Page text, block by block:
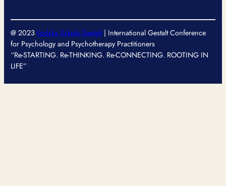
@ 2023Łódzka Szkoła Gestalt| International Gestalt Conference
for Psychology and Psychotherapy Practitioners
“Re-STARTING. Re-THINKING. Re-CONNECTING. ROOTING IN
LIFE”